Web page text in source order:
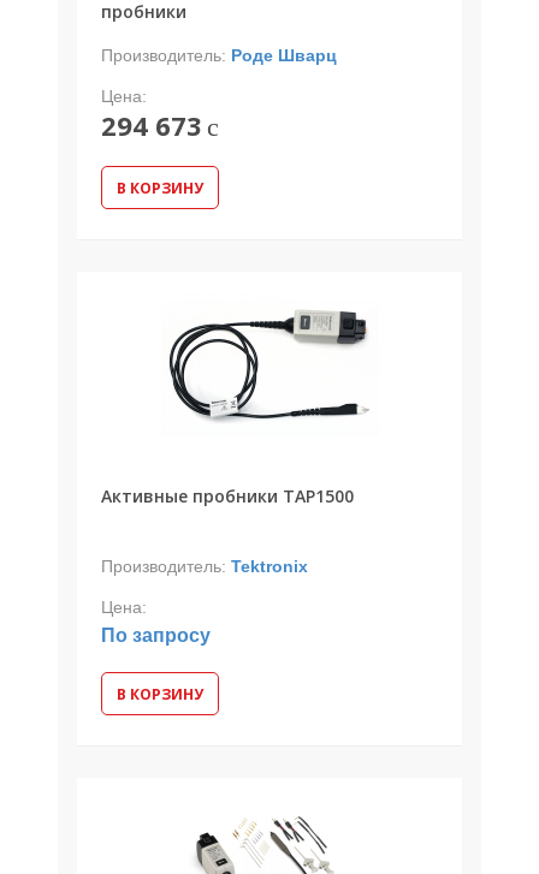
пробники
Производитель: Роде Шварц
Цена:
294 673 c
В КОРЗИНУ
Активные пробники TAP1500
Производитель: Tektronix
Цена:
По запросу
В КОРЗИНУ